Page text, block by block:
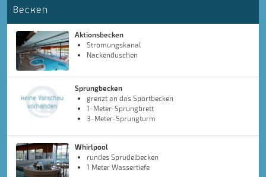
Becken
Aktionsbecken
Strömungskanal
Nackenduschen
Sprungbecken
grenzt an das Sportbecken
1-Meter-Sprungbrett
3-Meter-Sprungturm
Whirlpool
rundes Sprudelbecken
1 Meter Wassertiefe